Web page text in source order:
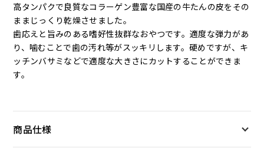
高タンパクで良質なコラーゲン豊富な国産の牛たんの皮をその
ままじっくり乾燥させました。
歯応えと旨みのある嗜好性抜群なおやつです。適度な弾力があ
り、噛むことで歯の汚れ等がスッキリします。硬めですが、キ
ッチンバサミなどで適度な大きさにカットすることができま
す。
商品仕様